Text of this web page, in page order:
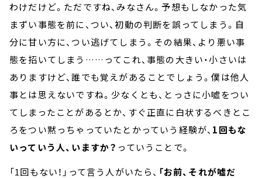
わけだけど。ただですね、みなさん。予想もしなかった気
まずい事態を前に、つい、初動の判断を誤ってしまう。自
分に甘い方に、つい逃げてしまう。その結果、より悪い事
態を招いてしまう……ってこれ、事態の大きい・小さいは
ありますけど、誰でも覚えがあることでしょう。僕は他人
事とは思えないですね。少なくとも、とっさに小嘘をつい
てしまったことがあるとか、すぐ正直に白状するべきとこ
ろをつい黙っちゃっていたとかっていう経験が、 1回もな
いっていう人、いますか？ っていうことで。
「1回もない！」って言う人がいたら、 「お前、それが嘘だ